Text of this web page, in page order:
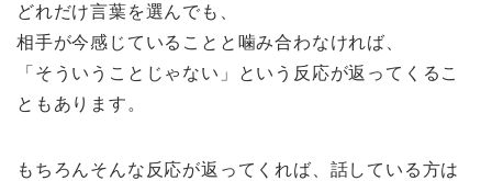
どれだけ言葉を選んでも、
相手が今感じていることと噛み合わなければ、
「そういうことじゃない」という反応が返ってくるこ
ともあります。
もちろんそんな反応が返ってくれば、話している方は